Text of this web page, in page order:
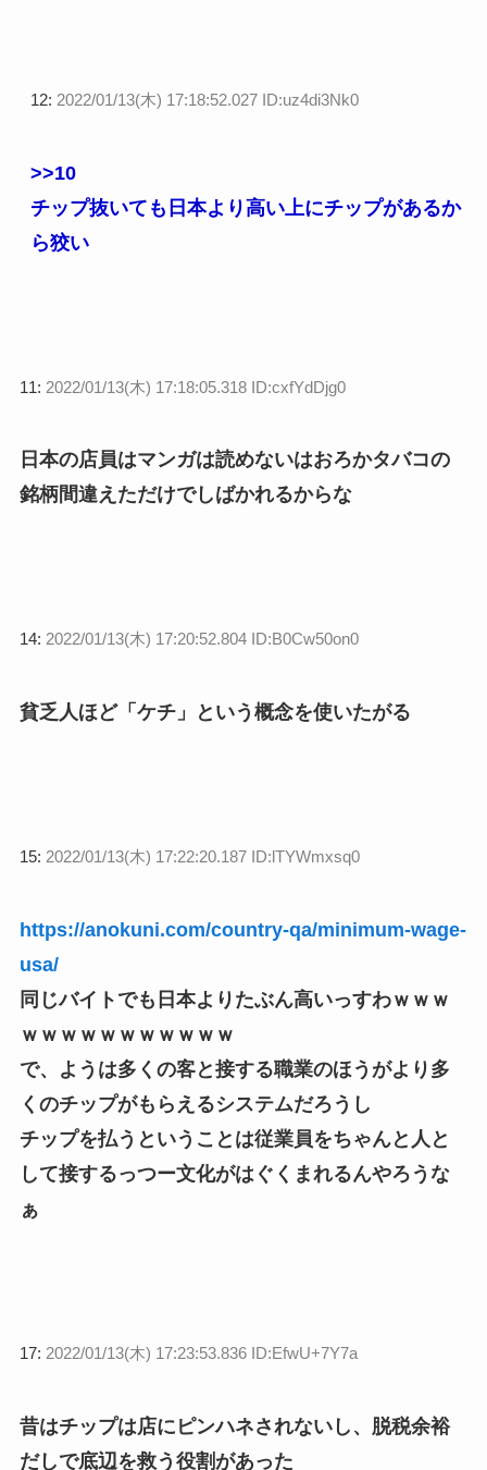
12: 2022/01/13(木) 17:18:52.027 ID:uz4di3Nk0
>>10
チップ抜いても日本より高い上にチップがあるか
ら狡い
11: 2022/01/13(木) 17:18:05.318 ID:cxfYdDjg0
日本の店員はマンガは読めないはおろかタバコの
銘柄間違えただけでしばかれるからな
14: 2022/01/13(木) 17:20:52.804 ID:B0Cw50on0
貧乏人ほど「ケチ」という概念を使いたがる
15: 2022/01/13(木) 17:22:20.187 ID:lTYWmxsq0
https://anokuni.com/country-qa/minimum-wage-
usa/
同じバイトでも日本よりたぶん高いっすわｗｗｗ
ｗｗｗｗｗｗｗｗｗｗｗ
で、ようは多くの客と接する職業のほうがより多
くのチップがもらえるシステムだろうし
チップを払うということは従業員をちゃんと人と
して接するっつー文化がはぐくまれるんやろうな
ぁ
17: 2022/01/13(木) 17:23:53.836 ID:EfwU+7Y7a
昔はチップは店にピンハネされないし、脱税余裕
だしで底辺を救う役割があった